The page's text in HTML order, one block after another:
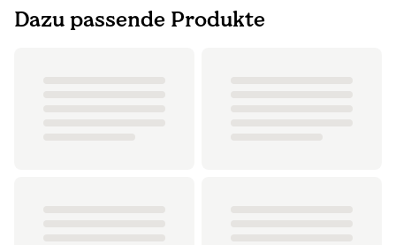
Dazu passende Produkte